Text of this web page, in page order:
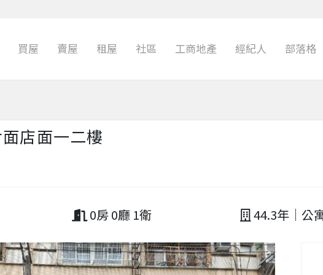
部落格
經紀人
工商地產
社區
租屋
賣屋
買屋
店面一二樓
0房 0廳 1衛 44.3年｜公